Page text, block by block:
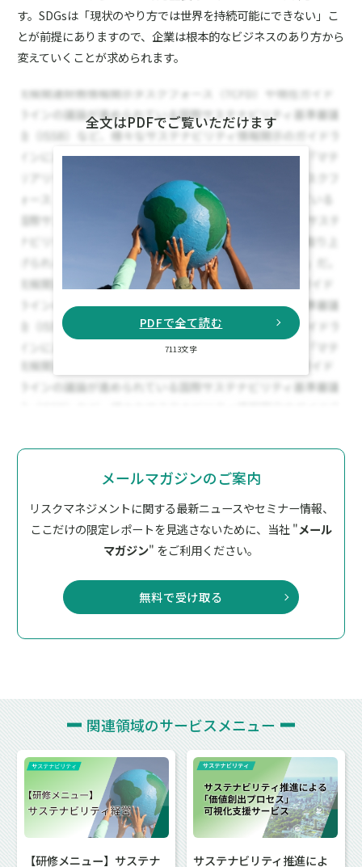
す。SDGsは「現状のやり方では世界を持続可能にできない」こ
とが前提にありますので、企業は根本的なビジネスのあり方から
変えていくことが求められます。
全文はPDFでご覧いただけます
PDFで全て読む
7113文字
メールマガジンのご案内
リスクマネジメントに関する最新ニュースやセミナー情報、
ここだけの限定レポートを見逃さないために、 当社 "メール
マガジン" をご利用ください。
無料で受け取る
関連領域のサービスメニュー
【研修メニュー】サステナ サステナビリティ推進によ